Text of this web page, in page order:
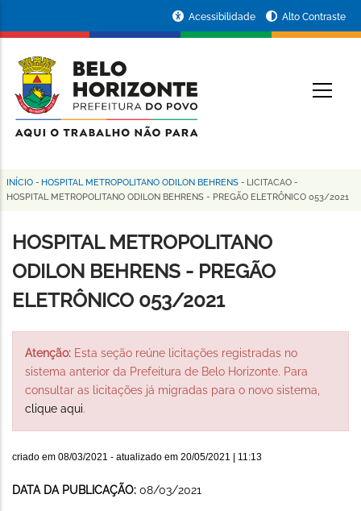
conteúdo
principal
da
Prefeitura
de
Horizonte
Acessibilidade Alto Contraste
Trilha
navegação
INÍCIO - HOSPITAL METROPOLITANO ODILON BEHRENS - LICITACAO -
HOSPITAL METROPOLITANO ODILON BEHRENS - PREGÃO ELETRÔNICO 053/2021
HOSPITAL METROPOLITANO
ODILON BEHRENS - PREGÃO
ELETRÔNICO 053/2021
Atenção: Esta seção reúne licitações registradas no
sistema anterior da Prefeitura de Belo Horizonte. Para
consultar as licitações já migradas para o novo sistema,
clique aqui.
criado em 08/03/2021 - atualizado em 20/05/2021 | 11:13
DATA DA PUBLICAÇÃO: 08/03/2021